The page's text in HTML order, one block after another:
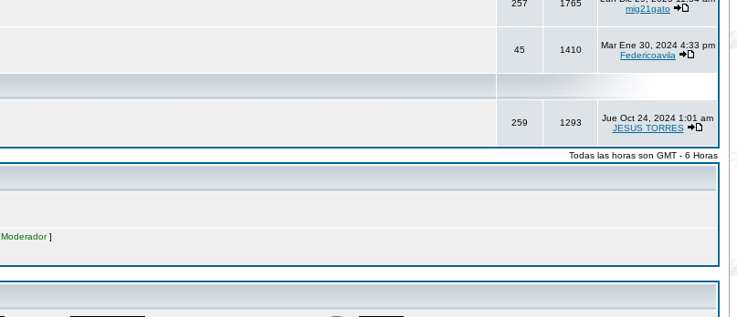
257 1765
mig21gato
45 1410
Mar Ene 30, 2024 4:33 pm
Federicoavila
259 1293
Jue Oct 24, 2024 1:01 am
JESUS TORRES
Todas las horas son GMT - 6 Horas
Moderador]